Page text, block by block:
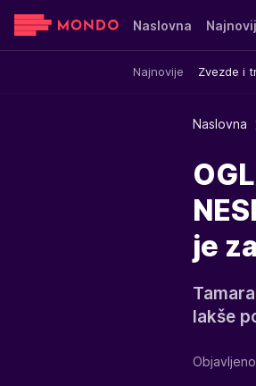
Naslovna
Najnovije Zvezde i
Sensa Stvar
Naslovna
je
lakše